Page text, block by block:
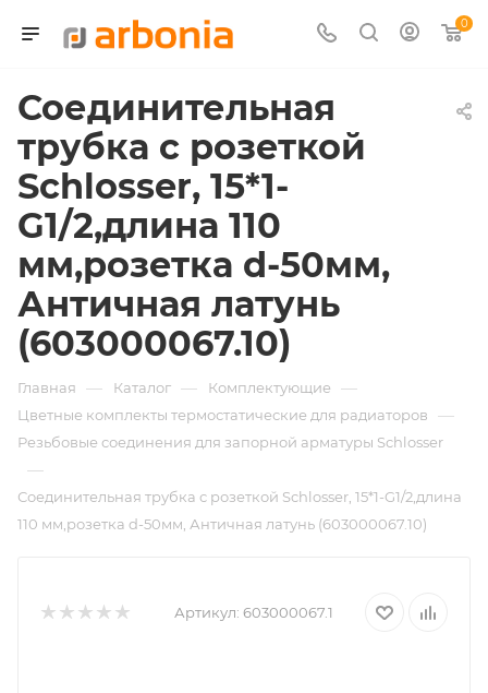
0
Соединительная
трубка с розеткой
Schlosser, 15*1-
G1/2,длина 110
мм,розетка d-50мм,
Античная латунь
(603000067.10)
Главная — Каталог — Комплектующие —
Цветные комплекты термостатические для радиаторов —
Резьбовые соединения для запорной арматуры Schlosser
—
Соединительная трубка с розеткой Schlosser, 15*1-G1/2,длина
110 мм,розетка d-50мм, Античная латунь (603000067.10)
Артикул: 603000067.1